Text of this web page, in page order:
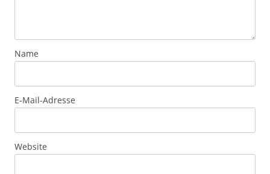
Name
E-Mail-Adresse
Website